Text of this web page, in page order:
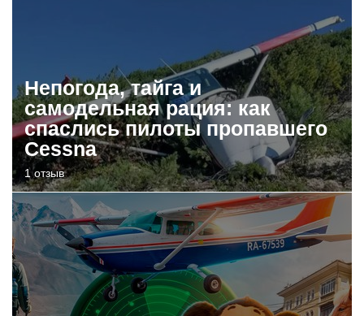
Непогода, тайга и
самодельная рация: как
спаслись пилоты пропавшего
Cessna
1 отзыв